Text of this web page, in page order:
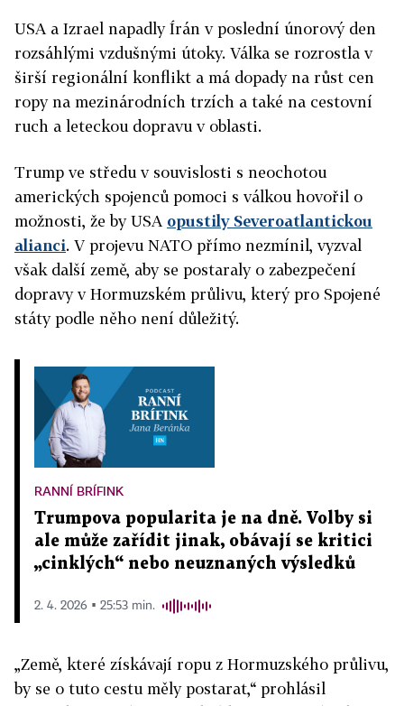
USA a Izrael napadly Írán v poslední únorový den
rozsáhlými vzdušnými útoky. Válka se rozrostla v
širší regionální konflikt a má dopady na růst cen
ropy na mezinárodních trzích a také na cestovní
ruch a leteckou dopravu v oblasti.
Trump ve středu v souvislosti s neochotou
amerických spojenců pomoci s válkou hovořil o
možnosti, že by USA opustily Severoatlantickou
alianci. V projevu NATO přímo nezmínil, vyzval
však další země, aby se postaraly o zabezpečení
dopravy v Hormuzském průlivu, který pro Spojené
státy podle něho není důležitý.
RANNÍ BRÍFINK
Trumpova popularita je na dně. Volby si
ale může zařídit jinak, obávají se kritici
„cinklých“ nebo neuznaných výsledků
2. 4. 2026 ▪ 25:53 min.
„Země, které získávají ropu z Hormuzského průlivu,
by se o tuto cestu měly postarat,“ prohlásil